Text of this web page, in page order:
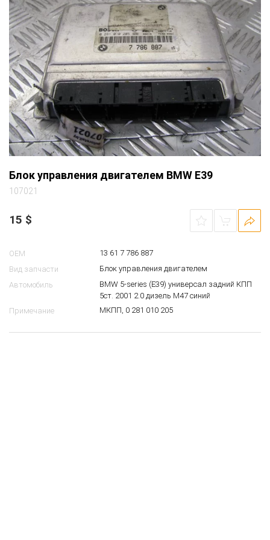
Блок управления двигателем BMW E39
107021
15 $
OEM
13 61 7 786 887
Вид запчасти
Блок управления двигателем
Автомобиль
BMW 5-series (E39) универсал задний КПП
5ст. 2001 2.0 дизель M47 синий
Примечание
МКПП, 0 281 010 205